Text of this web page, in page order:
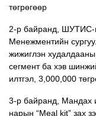
төгрөгөөр
2-р байранд, ШУТИС-
Менежментийн
жижиглэн худалдааны
сегмент ба хэв
илтгэл, 3,000,000
3-р байранд, Мандах
нарын “Meal kit” зах